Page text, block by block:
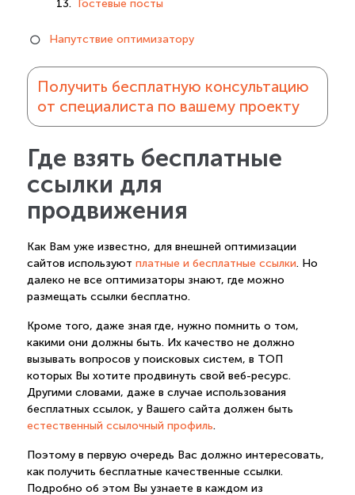
Гостевые посты
Напутствие оптимизатору
Получить бесплатную консультацию
от специалиста по вашему проекту
Где взять бесплатные
ссылки для
продвижения
Как Вам уже известно, для внешней оптимизации
сайтов используют платные и бесплатные ссылки. Но
далеко не все оптимизаторы знают, где можно
размещать ссылки бесплатно.
Кроме того, даже зная где, нужно помнить о том,
какими они должны быть. Их качество не должно
вызывать вопросов у поисковых систем, в ТОП
которых Вы хотите продвинуть свой веб-ресурс.
Другими словами, даже в случае использования
бесплатных ссылок, у Вашего сайта должен быть
естественный ссылочный профиль.
Поэтому в первую очередь Вас должно интересовать,
как получить бесплатные качественные ссылки.
Подробно об этом Вы узнаете в каждом из